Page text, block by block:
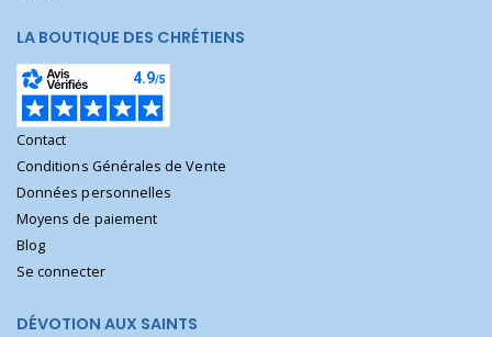
LA BOUTIQUE DES CHRÉTIENS
Contact
Conditions Générales de Vente
Données personnelles
Moyens de paiement
Blog
Se connecter
DÉVOTION AUX SAINTS